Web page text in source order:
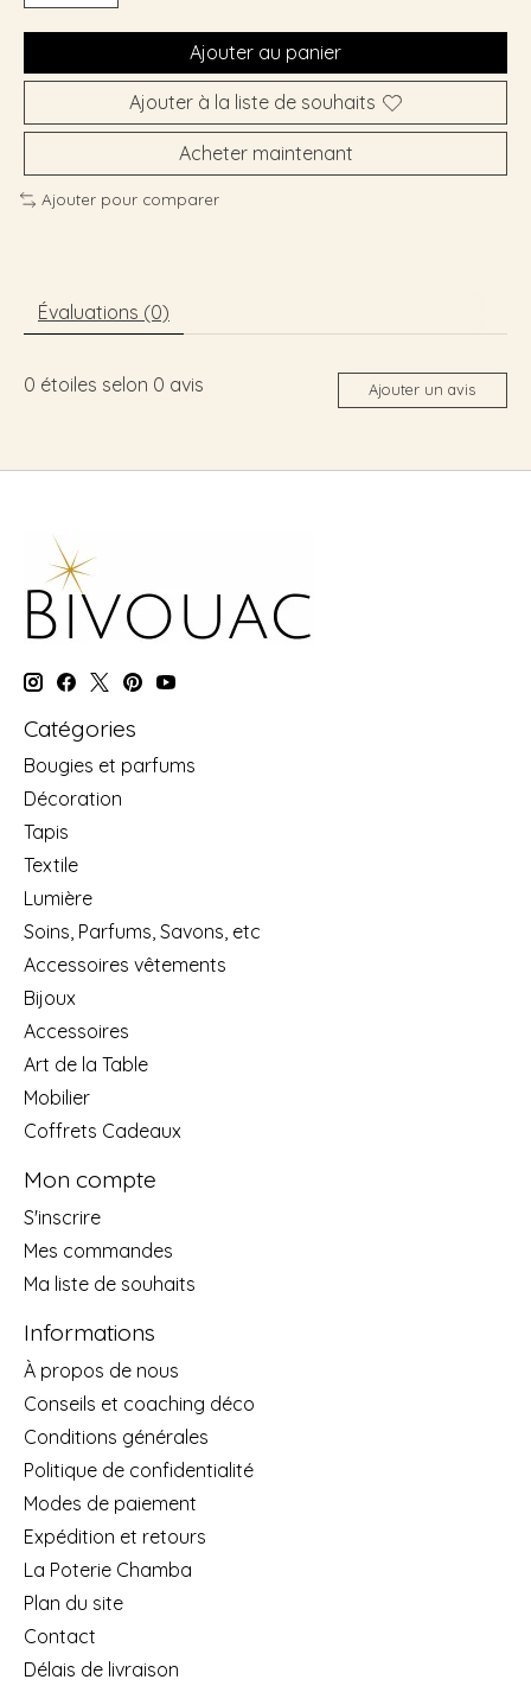
Ajouter au panier
Ajouter à la liste de souhaits
Acheter maintenant
Ajouter pour comparer
Évaluations (0)
0 étoiles selon 0 avis Ajouter un avis
Catégories
Bougies et parfums
Décoration
Tapis
Textile
Lumière
Soins, Parfums, Savons, etc
Accessoires vêtements
Bijoux
Accessoires
Art de la Table
Mobilier
Coffrets Cadeaux
Mon compte
S'inscrire
Mes commandes
Ma liste de souhaits
Informations
À propos de nous
Conseils et coaching déco
Conditions générales
Politique de confidentialité
Modes de paiement
Expédition et retours
La Poterie Chamba
Plan du site
Contact
Délais de livraison